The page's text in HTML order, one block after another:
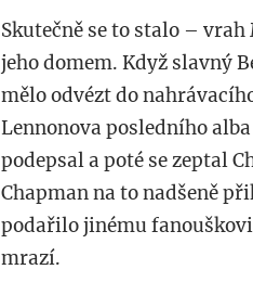
Skutečně se to stalo –
jeho domem. Když slavný
mělo odvézt do
Lennonova posledního
podepsal a poté se zeptal
Chapman na to nadšeně
podařilo jinému
mrazí.